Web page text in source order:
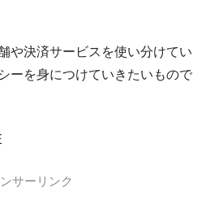
ドの入会キャンペーン
の入会キャンペーン
の入会キャンペーン
や決済サービスを使い分けてい
ーを身につけていきたいもので
サーリンク